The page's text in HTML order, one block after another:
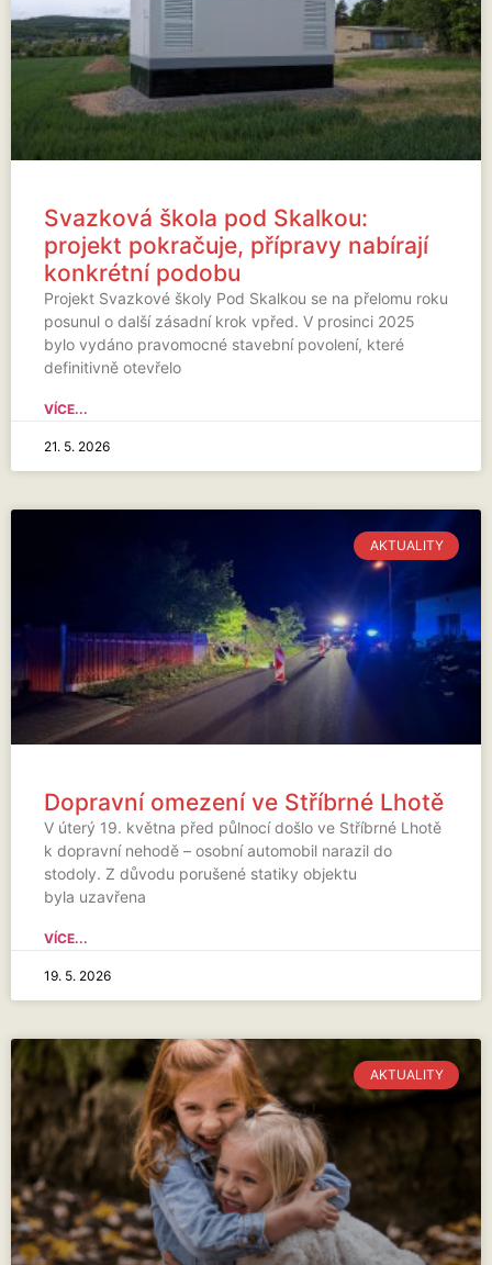
Svazková škola pod Skalkou:
projekt pokračuje, přípravy nabírají
konkrétní podobu
Projekt Svazkové školy Pod Skalkou se na přelomu roku
posunul o další zásadní krok vpřed. V prosinci 2025
bylo vydáno pravomocné stavební povolení, které
definitivně otevřelo
VÍCE...
21. 5. 2026
AKTUALITY
Dopravní omezení ve Stříbrné Lhotě
V úterý 19. května před půlnocí došlo ve Stříbrné Lhotě
k dopravní nehodě – osobní automobil narazil do
stodoly. Z důvodu porušené statiky objektu
byla uzavřena
VÍCE...
19. 5. 2026
AKTUALITY